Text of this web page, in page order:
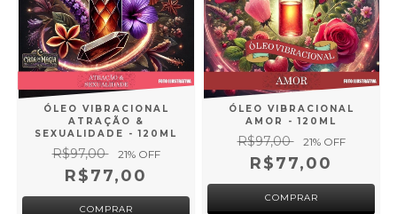
ÓLEO VIBRACIONAL
ATRAÇÃO &
SEXUALIDADE - 120ML
R$97,00 21% OFF
R$77,00
ÓLEO VIBRACIONAL
AMOR - 120ML
R$97,00 21% OFF
R$77,00